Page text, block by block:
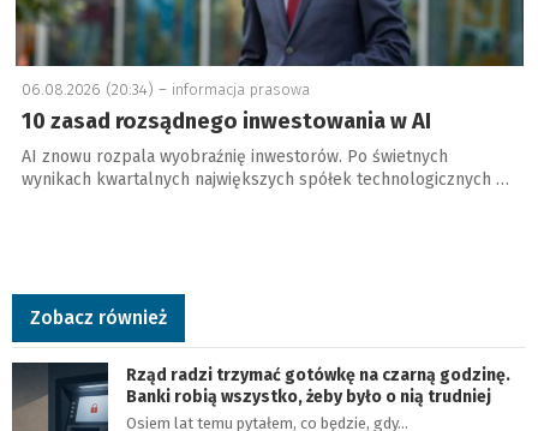
06.08.2026 (20:34) – informacja prasowa
10 zasad rozsądnego inwestowania w AI
AI znowu rozpala wyobraźnię inwestorów. Po świetnych
wynikach kwartalnych największych spółek technologicznych …
Zobacz również
Rząd radzi trzymać gotówkę na czarną godzinę.
Banki robią wszystko, żeby było o nią trudniej
Osiem lat temu pytałem, co będzie, gdy…